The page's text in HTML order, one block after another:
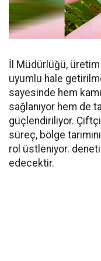
İl Müdürlüğü,
uyumlu hale
sayesinde hem
sağlanıyor hem de
güçlendiriliyor.
süreç, bölge
rol üstleniyor.
edecektir.